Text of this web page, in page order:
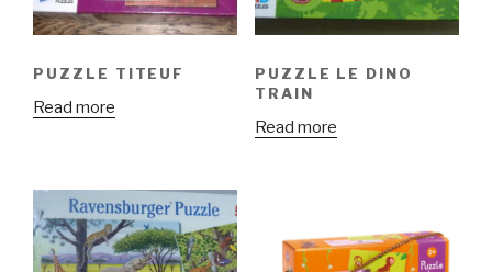
PUZZLE TITEUF
Read more
PUZZLE LE DINO
TRAIN
Read more